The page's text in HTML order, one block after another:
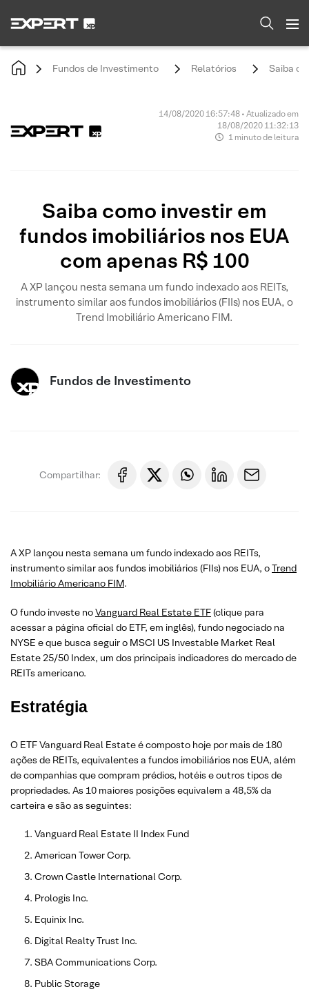
Fundos de Investimento Relatórios Saiba
14/08/2020 16:57:48 • Atualizado em
18/08/2020 11:32:13
1 minuto de leitura
Saiba como investir em
fundos imobiliários nos EUA
com apenas R$ 100
A XP lançou nesta semana um fundo indexado aos REITs,
instrumento similar aos fundos imobiliários (FIIs) nos EUA, o
Trend Imobiliário Americano FIM.
Fundos de Investimento
Compartilhar:
A XP lançou nesta semana um fundo indexado aos REITs,
instrumento similar aos fundos imobiliários (FIIs) nos EUA, oTrend
Imobiliário Americano FIM.
O fundo investe noVanguard Real Estate ETF(clique para
acessar a página oficial do ETF, em inglês), fundo negociado na
NYSE e que busca seguir o MSCI US Investable Market Real
Estate 25/50 Index, um dos principais indicadores do mercado de
REITs americano.
Estratégia
O ETF Vanguard Real Estate é composto hoje por mais de 180
ações de REITs, equivalentes a fundos imobiliários nos EUA, além
de companhias que compram prédios, hotéis e outros tipos de
propriedades. As 10 maiores posições equivalem a 48,5% da
carteira e são as seguintes:
Vanguard Real Estate II Index Fund
American Tower Corp.
Crown Castle International Corp.
Prologis Inc.
Equinix Inc.
Digital Realty Trust Inc.
SBA Communications Corp.
Public Storage